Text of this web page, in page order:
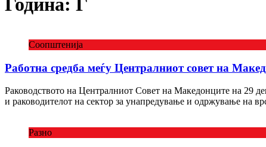
Година: Г
Соопштенија
Работна средба меѓу Централниот совет на
Раководството на Централниот Совет на Македонците на 29
и раководителот на сектор за унапредување и одржување на
Разно